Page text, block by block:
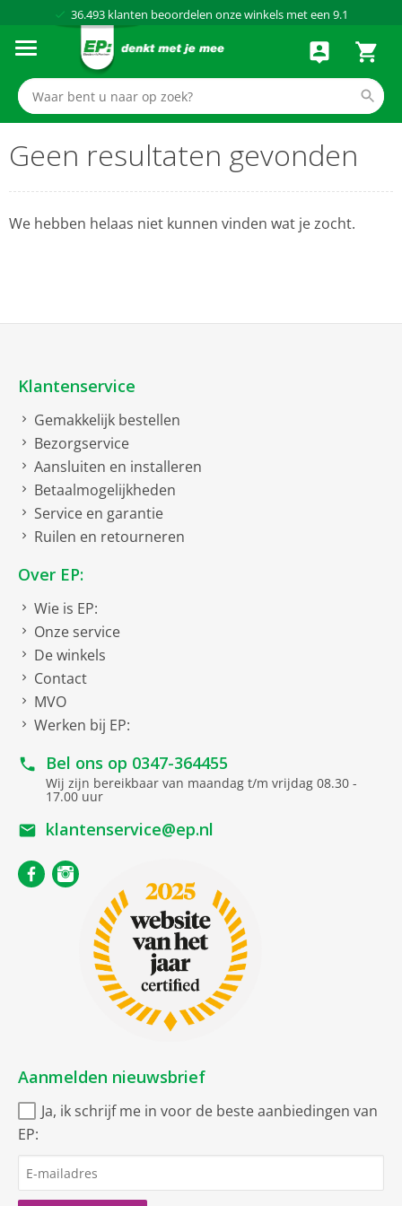
36.493 klanten beoordelen onze winkels met een 9.1
Al meer dan
dé elektronicaspecialist
Achteraf betalen via Klarna
Geen resultaten gevonden
We hebben helaas niet kunnen vinden wat je zocht.
Klantenservice
Gemakkelijk bestellen
Bezorgservice
Aansluiten en installeren
Betaalmogelijkheden
Service en garantie
Ruilen en retourneren
Over EP:
Wie is EP:
Onze service
De winkels
Contact
MVO
Werken bij EP:
Bel ons op 0347-364455
Wij zijn bereikbaar van maandag t/m vrijdag 08.30 -
17.00 uur
klantenservice@ep.nl
Aanmelden nieuwsbrief
Ja, ik schrijf me in voor de beste aanbiedingen van
EP: